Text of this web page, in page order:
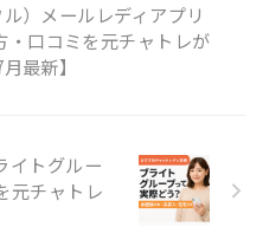
）メールレディアプリ
・口コミを元チャトレが
最新】
イトグルー
元チャトレ